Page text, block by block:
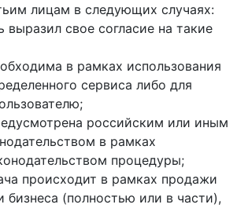
лицам в следующих случаях:
выразил свое согласие на такие
в рамках использования
сервиса либо для
российским или иным
в рамках
процедуры;
происходит в рамках продажи
бизнеса (полностью или в части),